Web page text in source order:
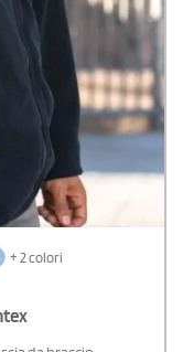
+ 2 colori